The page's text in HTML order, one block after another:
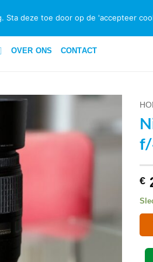
OVER ONS CONTACT
VOEG TOE
f/
€
deze toe door op de 'accepteer